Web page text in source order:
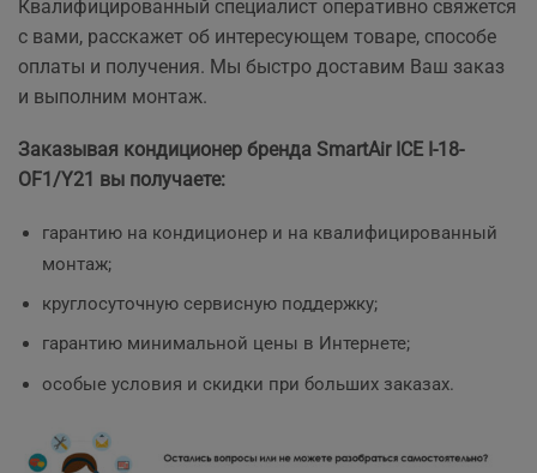
Квалифицированный специалист оперативно свяжется
с вами, расскажет об интересующем товаре, способе
оплаты и получения. Мы быстро доставим Ваш заказ
и выполним монтаж.
Заказывая кондиционер бренда SmartAir ICE I-18-
OF1/Y21 вы получаете:
гарантию на кондиционер и на квалифицированный
монтаж;
круглосуточную сервисную поддержку;
гарантию минимальной цены в Интернете;
особые условия и скидки при больших заказах.